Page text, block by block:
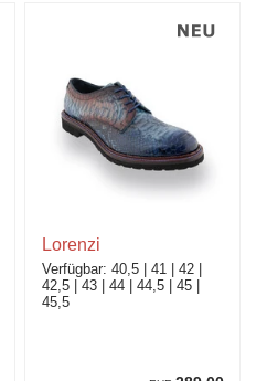
Lorenzi
40,5 41
42
42,5
43 44 44,5
45
45,5